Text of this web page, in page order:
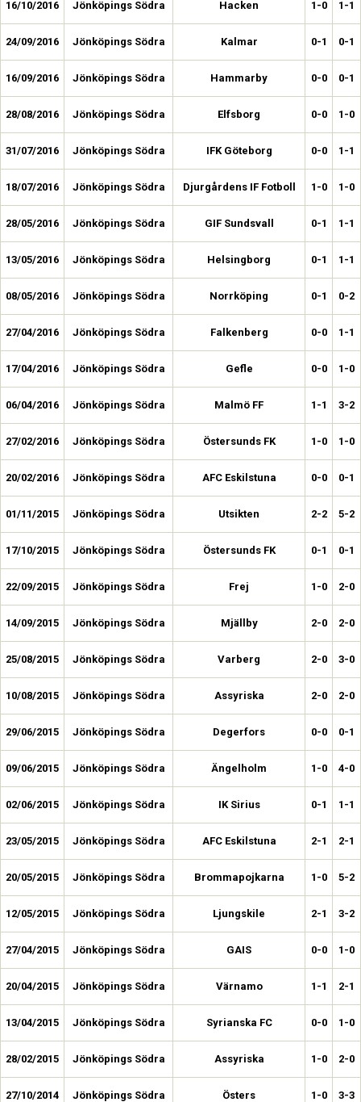
16/10/2016 Jönköpings Södra Hacken 1-0 1-1
24/09/2016 Jönköpings Södra Kalmar 0-1 0-1
16/09/2016 Jönköpings Södra Hammarby 0-0 0-1
28/08/2016 Jönköpings Södra Elfsborg 0-0 1-0
31/07/2016 Jönköpings Södra IFK Göteborg 0-0 1-1
18/07/2016 Jönköpings Södra Djurgårdens IF Fotboll 1-0 1-0
28/05/2016 Jönköpings Södra GIF Sundsvall 0-1 1-1
13/05/2016 Jönköpings Södra Helsingborg 0-1 1-1
08/05/2016 Jönköpings Södra Norrköping 0-1 0-2
27/04/2016 Jönköpings Södra Falkenberg 0-0 1-1
17/04/2016 Jönköpings Södra Gefle 0-0 1-0
06/04/2016 Jönköpings Södra Malmö FF 1-1 3-2
27/02/2016 Jönköpings Södra Östersunds FK 1-0 1-0
20/02/2016 Jönköpings Södra AFC Eskilstuna 0-0 0-1
01/11/2015 Jönköpings Södra Utsikten 2-2 5-2
17/10/2015 Jönköpings Södra Östersunds FK 0-1 0-1
22/09/2015 Jönköpings Södra Frej 1-0 2-0
14/09/2015 Jönköpings Södra Mjällby 2-0 2-0
25/08/2015 Jönköpings Södra Varberg 2-0 3-0
10/08/2015 Jönköpings Södra Assyriska 2-0 2-0
29/06/2015 Jönköpings Södra Degerfors 0-0 0-1
09/06/2015 Jönköpings Södra Ängelholm 1-0 4-0
02/06/2015 Jönköpings Södra IK Sirius 0-1 1-1
23/05/2015 Jönköpings Södra AFC Eskilstuna 2-1 2-1
20/05/2015 Jönköpings Södra Brommapojkarna 1-0 5-2
12/05/2015 Jönköpings Södra Ljungskile 2-1 3-2
27/04/2015 Jönköpings Södra GAIS 0-0 1-0
20/04/2015 Jönköpings Södra Värnamo 1-1 2-1
13/04/2015 Jönköpings Södra Syrianska FC 0-0 1-0
28/02/2015 Jönköpings Södra Assyriska 1-0 2-0
27/10/2014 Jönköpings Södra Östers 1-0 3-3